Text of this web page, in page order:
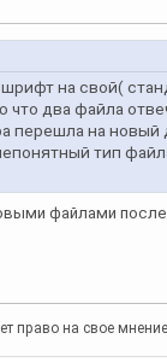
на свой(
что два файла
перешла на
тип
файлами
право на свое